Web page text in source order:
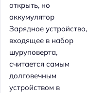
открыть, но
аккумулятор
Зарядное устройство,
входящее в набор
шуруповерта,
считается самым
долговечным
устройством в